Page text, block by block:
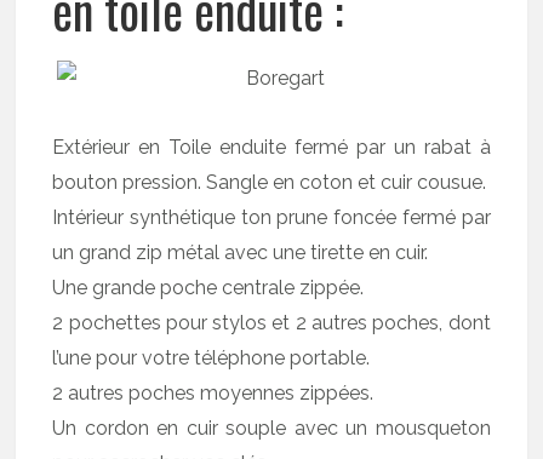
Extérieur en Toile enduite fermé par un rabat à
bouton pression. Sangle en coton et cuir cousue.
Intérieur synthétique ton prune foncée fermé par
un grand zip métal avec une tirette en cuir.
Une grande poche centrale zippée.
2 pochettes pour stylos et 2 autres poches, dont
l’une pour votre téléphone portable.
2 autres poches moyennes zippées.
Un cordon en cuir souple avec un mousqueton